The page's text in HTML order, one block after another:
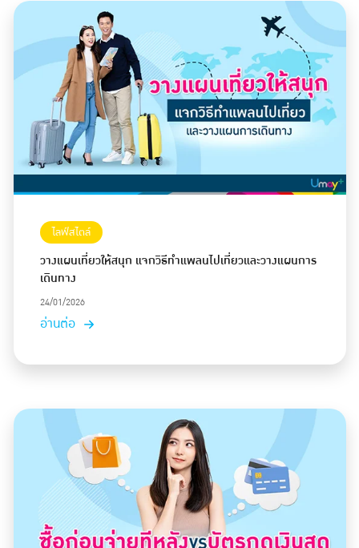
ไลฟ์สไตล์
วางแผนเที่ยวให้สนุก แจกวิธีทำแพลนไปเที่ยวและวางแผนการ
เดินทาง
24/01/2026
อ่านต่อ